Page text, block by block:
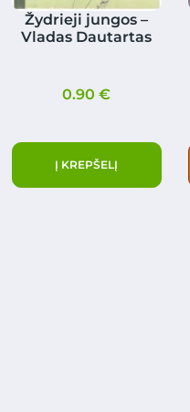
Žydrieji jungos –
Vladas Dautartas
0.90€
Į KREPŠELĮ